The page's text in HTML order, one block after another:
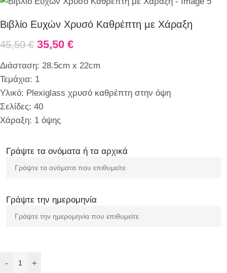
Βιβλίο Ευχών Χρυσό Καθρέπτη με Χάραξη
45,50€ 35,50 €
Διάσταση: 28.5cm x 22cm
Τεμάχια: 1
Υλικό: Plexiglass χρυσό καθρέπτη στην όψη
Σελίδες: 40
Χάραξη: 1 όψης
Γράψτε τα ονόματα ή τα αρχικά
Γράψτε την ημερομηνία
- +